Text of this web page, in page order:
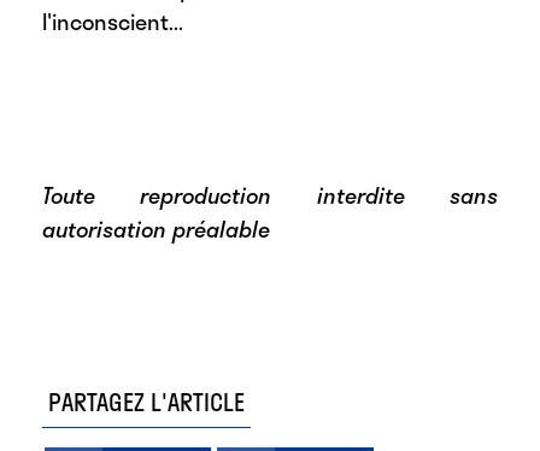
l'inconscient...
Toute reproduction interdite sans
autorisation préalable
PARTAGEZ L'ARTICLE